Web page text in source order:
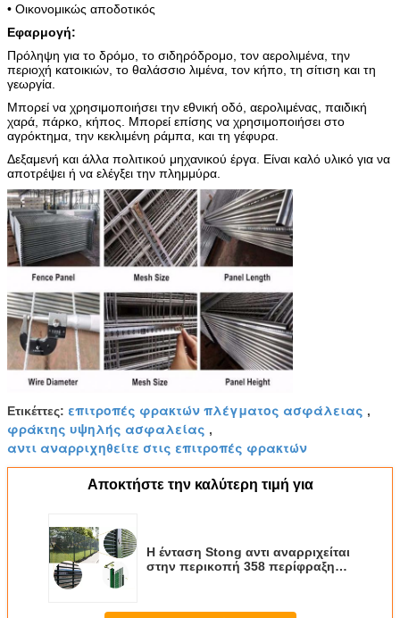
• Οικονομικώς αποδοτικός
Εφαρμογή:
Πρόληψη για το δρόμο, το σιδηρόδρομο, τον αερολιμένα, την
περιοχή κατοικιών, το θαλάσσιο λιμένα, τον κήπο, τη σίτιση και τη
γεωργία.
Μπορεί να χρησιμοποιήσει την εθνική οδό, αερολιμένας, παιδική
χαρά, πάρκο, κήπος. Μπορεί επίσης να χρησιμοποιήσει στο
αγρόκτημα, την κεκλιμένη ράμπα, και τη γέφυρα.
Δεξαμενή και άλλα πολιτικού μηχανικού έργα. Είναι καλό υλικό για να
αποτρέψει ή να ελέγξει την πλημμύρα.
Ετικέττες: επιτροπές φρακτών πλέγματος ασφάλειας ,
φράκτης υψηλής ασφαλείας ,
αντι αναρριχηθείτε στις επιτροπές φρακτών
Αποκτήστε την καλύτερη τιμή για
Η ένταση Stong αντι αναρριχείται
στην περικοπή 358 περίφραξη